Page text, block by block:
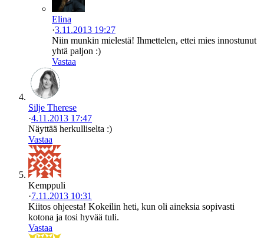
Elina
·3.11.2013 19:27
Niin munkin mielestä! Ihmettelen, ettei mies innostunut
yhtä paljon :)
Vastaa
Silje Therese
·4.11.2013 17:47
Näyttää herkulliselta :)
Vastaa
Kemppuli
·7.11.2013 10:31
Kiitos ohjeesta! Kokeilin heti, kun oli aineksia sopivasti
kotona ja tosi hyvää tuli.
Vastaa